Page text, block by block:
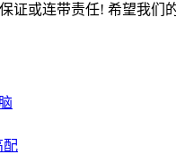
或连带责任! 希望我们
配